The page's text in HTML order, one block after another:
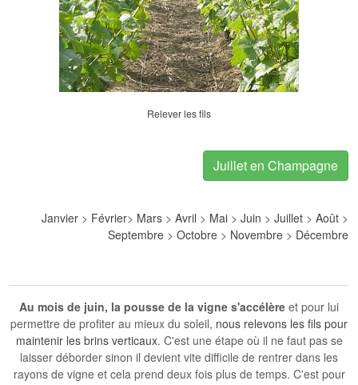
Relever les fils
Juillet en Champagne
Janvier > Février> Mars > Avril > Mai > Juin > Juillet > Août >
Septembre > Octobre > Novembre > Décembre
Au mois de juin, la pousse de la vigne s'accélère et pour lui
permettre de profiter au mieux du soleil, nous relevons les fils pour
maintenir les brins verticaux. C'est une étape où il ne faut pas se
laisser déborder sinon il devient vite difficile de rentrer dans les
rayons de vigne et cela prend deux fois plus de temps. C'est pour